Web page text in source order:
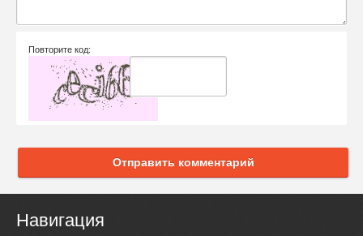
Повторите код:
Отправить комментарий
Навигация